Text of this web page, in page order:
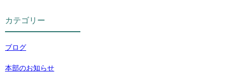
カテゴリー
ブログ
本部のお知らせ